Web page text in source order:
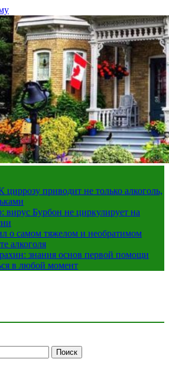
циррозу приводит не только алкоголь,
вирус Бурбон не циркулирует на
о самом тяжелом и необратимом
алкоголя
знания основ первой помощи
в любой момент